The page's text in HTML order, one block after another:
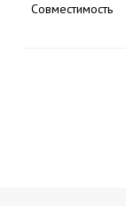
Совместимость